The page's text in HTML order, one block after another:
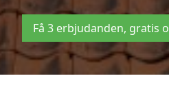
Få 3 erbjudanden, gratis